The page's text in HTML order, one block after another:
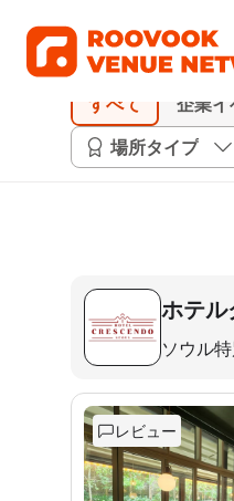
すべて 企業イ
場所タイプ
ホテル
ソウル
レビュー